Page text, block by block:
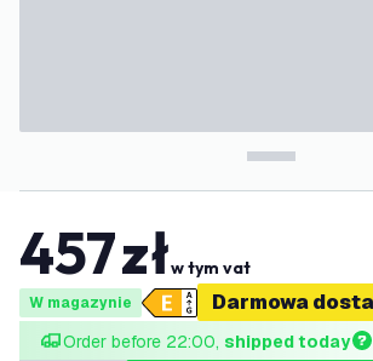
457złw tym vat
W magazynie Darmowa
Order before 22:00, shipped today